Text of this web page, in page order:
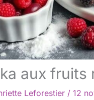
aux fruits
Leforestier / 12